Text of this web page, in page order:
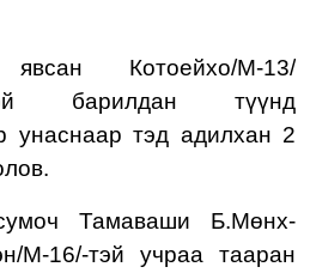
Котоейхо/М-13/
тэй барилдан түүнд
унаснаар тэд адилхан 2
Тамаваши Б.Мөнх-
М-16/-тэй учраа тааран